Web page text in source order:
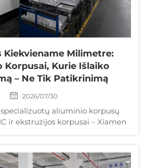
Kiekviename Milimetre:
Korpusai, Kurie Išlaiko
– Ne Tik Patikrinimą
2026/07/30
aliuminio korpusų
ir ekstruzijos korpusai – Xiamen
Gaukite specializuotus
su DFM pagrįstu tikslumu, C...